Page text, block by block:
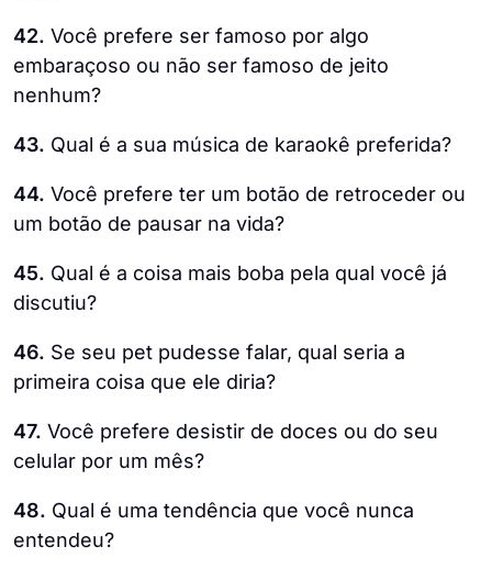
42. Você prefere ser famoso por algo
embaraçoso ou não ser famoso de jeito
nenhum?
43. Qual é a sua música de karaokê preferida?
44. Você prefere ter um botão de retroceder ou
um botão de pausar na vida?
45. Qual é a coisa mais boba pela qual você já
discutiu?
46. Se seu pet pudesse falar, qual seria a
primeira coisa que ele diria?
47. Você prefere desistir de doces ou do seu
celular por um mês?
48. Qual é uma tendência que você nunca
entendeu?